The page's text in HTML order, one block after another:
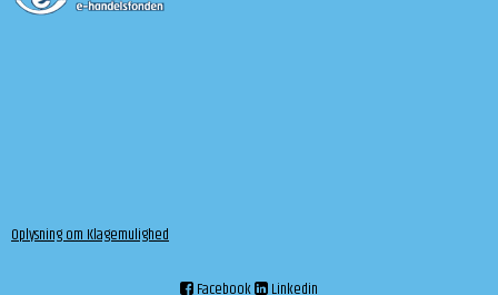
Oplysning om Klagemulighed
Facebook Linkedin